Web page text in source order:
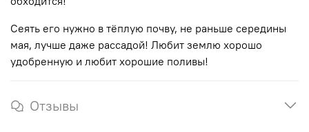
Сеять его нужно в тёплую почву, не раньше середины
мая, лучше даже рассадой! Любит землю хорошо
удобренную и любит хорошие поливы!
Отзывы